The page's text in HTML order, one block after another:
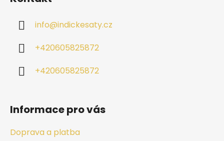
info@indickesaty.cz
+420605825872
+420605825872
Informace pro vás
Doprava a platba